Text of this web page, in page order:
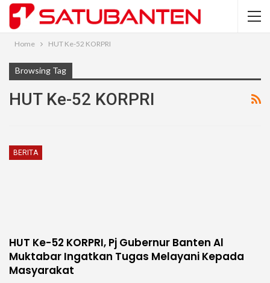
Home HUT Ke-52 KORPRI
Browsing Tag
HUT Ke-52 KORPRI
BERITA
HUT Ke-52 KORPRI, Pj Gubernur Banten Al
Muktabar Ingatkan Tugas Melayani Kepada
Masyarakat